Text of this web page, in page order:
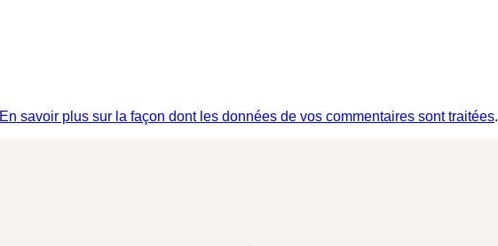
En savoir plus sur la façon dont les données de vos commentaires sont traitées.